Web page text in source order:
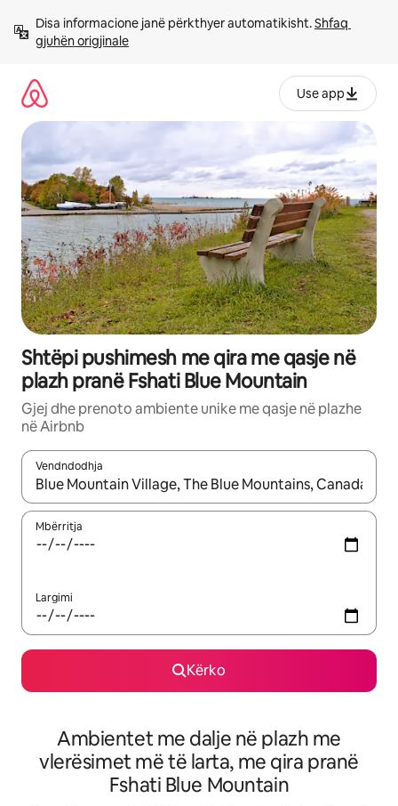
përmbajtja
Disa informacione janë përkthyer automatikisht. Shfaq
gjuhën origjinale
Use app
Shtëpi pushimesh me qira me qasje në
plazh pranë Fshati Blue Mountain
Gjej dhe prenoto ambiente unike me qasje në plazhe
në Airbnb
Vendndodhja
Kur rezultatet të jenë të disponueshme, lëviz me butonat e
Mbërritja
Largimi
Kërko
Ambientet me dalje në plazh me
vlerësimet më të larta, me qira pranë
Fshati Blue Mountain